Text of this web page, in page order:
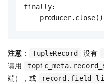
finally:
    producer.close()
注意 ： TupleRecord 没有
请用
端），或